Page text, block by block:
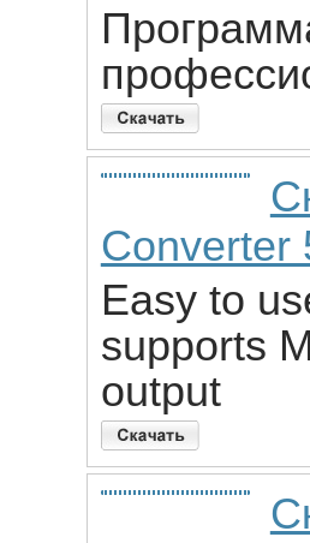
Converter
Easy to
supports
output